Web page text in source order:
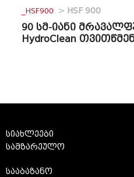
_HSF900 > HSF 900
90 სმ-იანი
HydroClean
სიახლეები
სამზარეულო
სააბაზანო